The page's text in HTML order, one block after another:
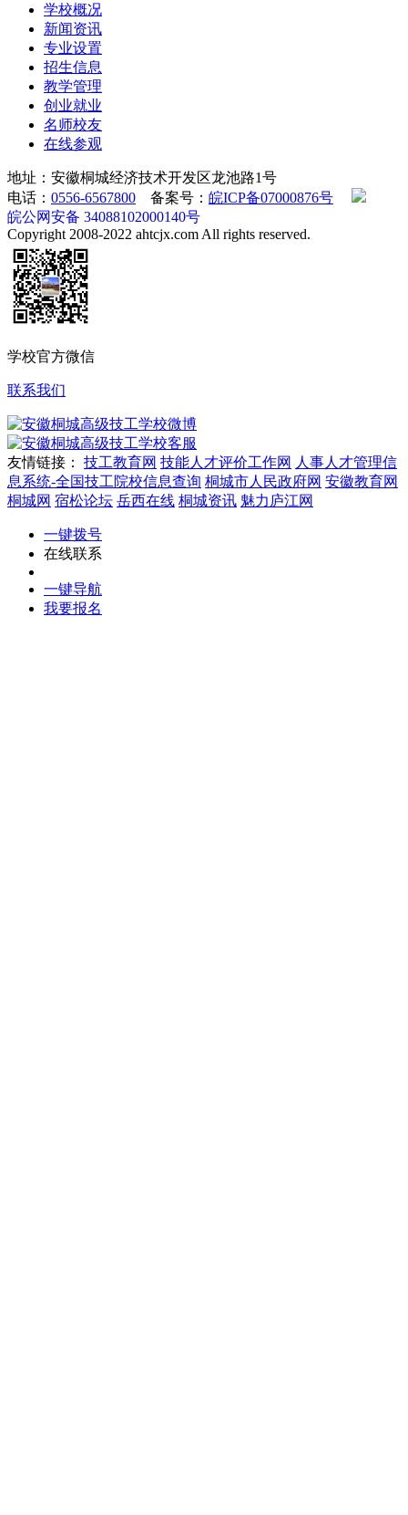
学校概况
新闻资讯
专业设置
招生信息
教学管理
创业就业
名师校友
在线参观
地址：安徽桐城经济技术开发区龙池路1号
电话： 0556-6567800 备案号： 皖ICP备07000876号
皖公网安备 34088102000140号
Copyright 2008-2022 ahtcjx.com All rights reserved.
学校官方微信
联系我们
微博
客服
友情链接： 技工教育网 技能人才评价工作网 人事人才管理信
息系统-全国技工院校信息查询 桐城市人民政府网 安徽教育网
桐城网 宿松论坛 岳西在线 桐城资讯 魅力庐江网
一键拨号
在线联系
一键导航
我要报名